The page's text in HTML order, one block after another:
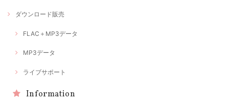
ダウンロード販売
FLAC＋MP3データ
MP3データ
ライブサポート
Information